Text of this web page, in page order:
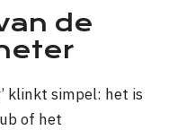
de
klinkt simpel: het is
of het